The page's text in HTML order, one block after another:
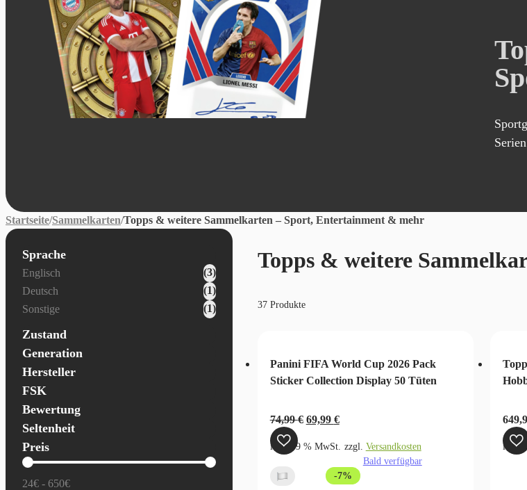
Startseite/Sammelkarten/Topps & weitere Sammelkarten – Sport, Entertainment & mehr
Topps & weitere
37 Produkte
Panini FIFA World Cup 2026 Pack
Sticker Collection Display 50 Tüten
74,99€ Ursprünglicher
war:
74,99 €
69,99 €Aktueller
ist:
69,99 €.
inkl. 19 % MwSt. zzgl. Versandkosten
Bald verfügbar
-7%
inkl.
Sprache
Karten - Sprache
Englisch
(3)
Deutsch
(1)
Sonstige
(1)
Zustand
Generation
Hersteller
FSK
Bewertung
Seltenheit
Preis
Allgemein - Preis
24€ - 650€